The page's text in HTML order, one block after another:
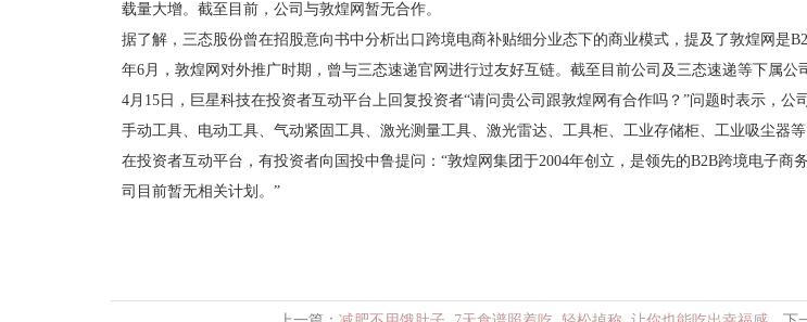
载量大增。截至目前，公司与敦煌网暂无合作。
据了解，三态股份曾在招股意向书中分析出口跨境电商补贴细分业态下的商业模式，提及了敦煌网是
年6月，敦煌网对外推广时期，曾与三态速递官网进行过友好互链。截至目前公司及三态速递等下属公
4月15日，巨星科技在投资者互动平台上回复投资者“请问贵公司跟敦煌网有合作吗？”问题时表示，
手动工具、电动工具、气动紧固工具、激光测量工具、激光雷达、工具柜、工业存储柜、工业吸尘器等
在投资者互动平台，有投资者向国投中鲁提问：“敦煌网集团于2004年创立，是领先的B2B跨境电子
司目前暂无相关计划。”